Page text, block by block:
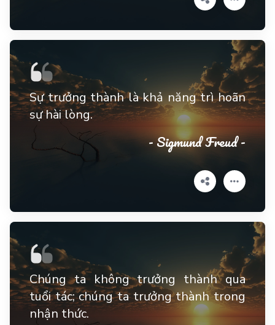
Sự trưởng thành là khả năng trì hoãn
sự hài lòng.
- Sigmund Freud -
Chúng ta không trưởng thành qua
tuổi tác; chúng ta trưởng thành trong
nhận thức.